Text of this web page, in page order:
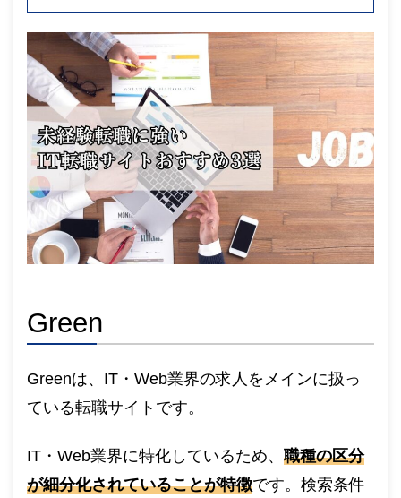
Green
Greenは、IT・Web業界の求人をメインに扱っ
ている転職サイトです。
IT・Web業界に特化しているため、 職種の区分
が細分化されていることが特徴です。検索条件